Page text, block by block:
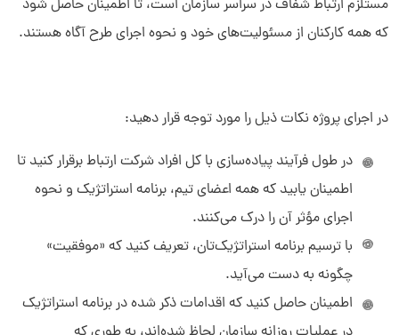
مستلزم ارتباط شفاف در سراسر سازمان است، تا اطمینان حاصل شود
که همه کارکنان از مسئولیت‌های خود و نحوه اجرای طرح آگاه هستند.
در اجرای پروژه نکات ذیل را مورد توجه قرار دهید:
در طول فرآیند پیاده‌سازی با کل افراد شرکت ارتباط برقرار کنید تا
اطمینان یابید که همه اعضای تیم، برنامه استراتژیک و نحوه
اجرای مؤثر آن را درک می‌کنند.
با ترسیم برنامه استراتژیک‌تان، تعریف کنید که «موفقیت»
چگونه به دست می‌آید.
اطمینان حاصل کنید که اقدامات ذکر شده در برنامه استراتژیک